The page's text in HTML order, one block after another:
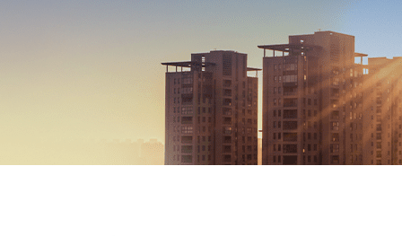
EM CONSTRUÇÃO
PRONTOS PARA
MORAR
COMERCIAIS